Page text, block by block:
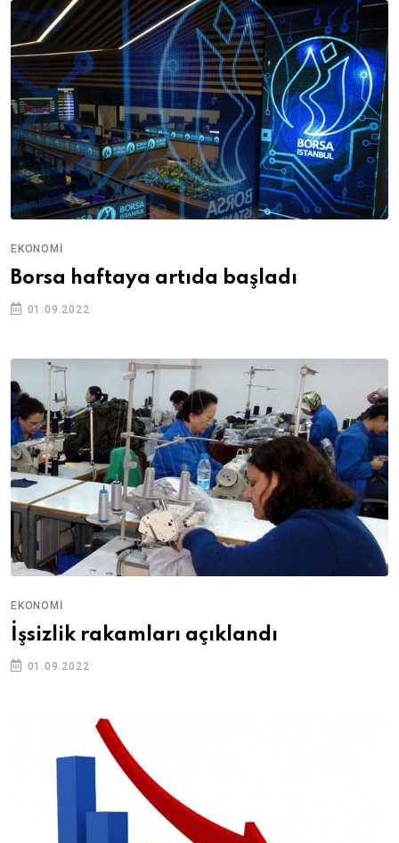
EKONOMI
Borsa haftaya artıda başladı
01.09.2022
EKONOMI
İşsizlik rakamları açıklandı
01.09.2022